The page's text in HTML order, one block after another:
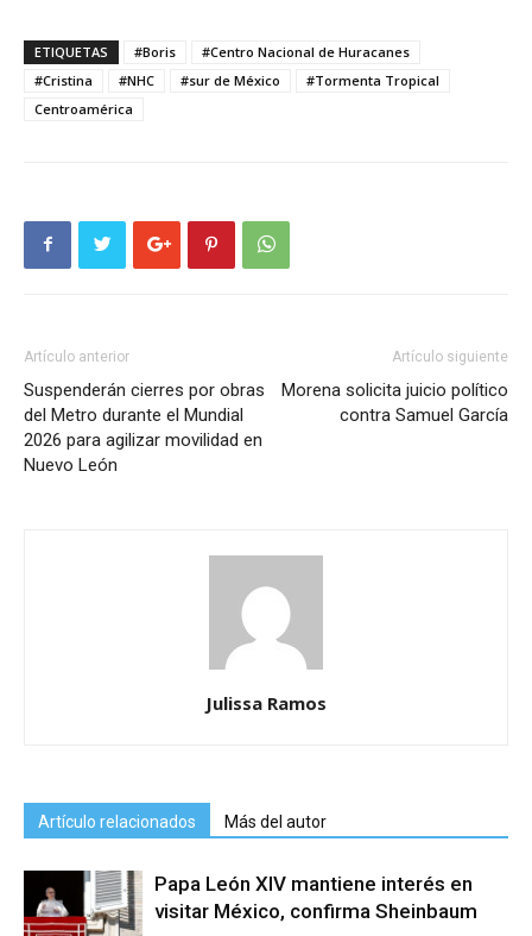
ETIQUETAS #Boris
#Centro Nacional de Huracanes
#Cristina
#NHC #sur de México
#Tormenta Tropical
Centroamérica
Artículo anterior
Suspenderán cierres por obras
del Metro durante el Mundial
2026 para agilizar movilidad en
Nuevo León
Artículo siguiente
Morena solicita juicio político
contra Samuel García
Julissa Ramos
Artículo relacionados Más del autor
Papa León XIV mantiene interés en
visitar México, confirma Sheinbaum